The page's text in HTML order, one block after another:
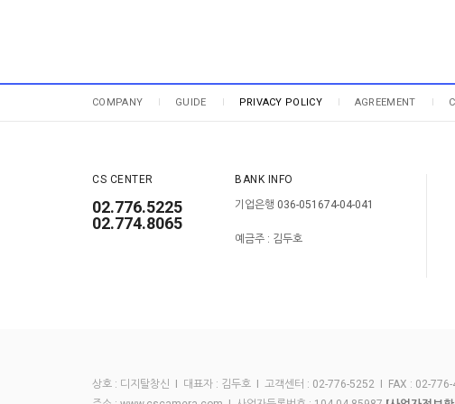
COMPANY GUIDE PRIVACY POLICY AGREEMENT
CS CENTER
02.776.5225
02.774.8065
BANK INFO
기업은행 036-051674-04-041
예금주 : 김두호
상호 : 디지탈창신 I 대표자 : 김두호 I 고객센터 : 02-776-5252 I FAX : 02-